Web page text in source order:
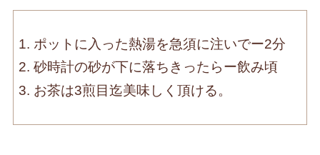
ポットに入った熱湯を急須に注いでー2分
砂時計の砂が下に落ちきったらー飲み頃
お茶は3煎目迄美味しく頂ける。